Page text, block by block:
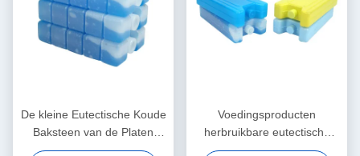
De kleine Eutectische Koude
Baksteen van de Platen
Opnieuw te gebruiken
Voedingsproducten
herbruikbare eutectische
koelplaten Meerdoelige